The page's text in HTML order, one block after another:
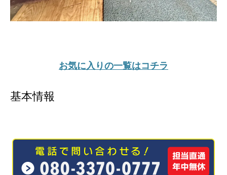
お気に入りの一覧はコチラ
基本情報